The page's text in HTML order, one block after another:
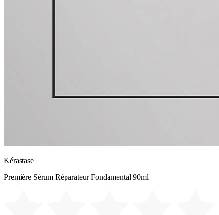
Kérastase
Première Sérum Réparateur Fondamental 90ml